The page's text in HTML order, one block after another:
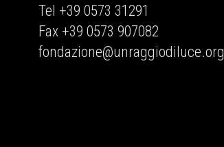
Tel +39 0573 31291
Fax +39 0573 907082
fondazione@unraggiodiluce.org